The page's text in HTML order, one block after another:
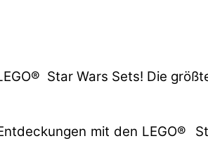
Star Wars Sets! Die
mit den LEGO®